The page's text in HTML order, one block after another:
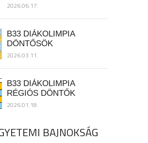
2026.06.17.
B33 DIÁKOLIMPIA
DÖNTŐSÖK
2026.03.11.
B33 DIÁKOLIMPIA
RÉGIÓS DÖNTŐK
2026.01.18.
BAJNOKSÁG